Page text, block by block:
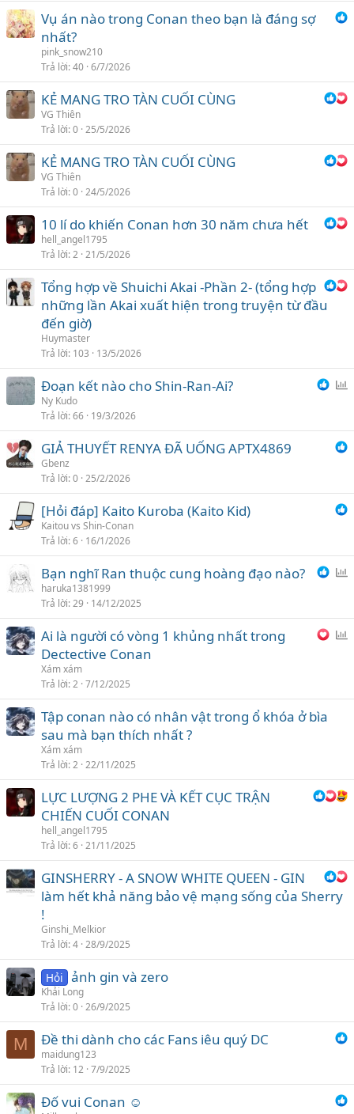
Vụ án nào trong Conan theo bạn là đáng sợ
nhất?
pink_snow210
Trả lời 40 6/7/2026
KẺ MANG TRO TÀN CUỐI CÙNG
VG Thiên
Trả lời 0 25/5/2026
KẺ MANG TRO TÀN CUỐI CÙNG
VG Thiên
Trả lời 0 24/5/2026
10 lí do khiến Conan hơn 30 năm chưa hết
hell_angel1795
Trả lời 2 21/5/2026
Tổng hợp về Shuichi Akai -Phần 2- (tổng hợp
những lần Akai xuất hiện trong truyện từ đầu
đến giờ)
Huymaster
Trả lời 103 13/5/2026
h
c
Đoạn kết nào cho Shin-Ran-Ai?
Ny Kudo
Trả lời 66 19/3/2026
GIẢ THUYẾT RENYA ĐÃ UỐNG APTX4869
Gbenz
Trả lời 0 25/2/2026
[Hỏi đáp] Kaito Kuroba (Kaito Kid)
Kaitou vs Shin-Conan
Trả lời 6 16/1/2026
h
c
Bạn nghĩ Ran thuộc cung hoàng đạo nào?
haruka1381999
Trả lời 29 14/12/2025
c
Ai là người có vòng 1 khủng nhất trong
Dectective Conan
Xám xám
Trả lời 2 7/12/2025
Tập conan nào có nhân vật trong ổ khóa ở bìa
sau mà bạn thích nhất ?
Xám xám
Trả lời 2 22/11/2025
LỰC LƯỢNG 2 PHE VÀ KẾT CỤC TRẬN
CHIẾN CUỐI CONAN
hell_angel1795
Trả lời 6 21/11/2025
GINSHERRY - A SNOW WHITE QUEEN - GIN
làm hết khả năng bảo vệ mạng sống của Sherry
!
Ginshi_Melkior
Trả lời 4 28/9/2025
Hỏi ảnh gin và zero
Khải Long
Trả lời 0 26/9/2025
M Đề thi dành cho các Fans iêu quý DC
maidung123
Trả lời 12 7/9/2025
Đố vui Conan ☺